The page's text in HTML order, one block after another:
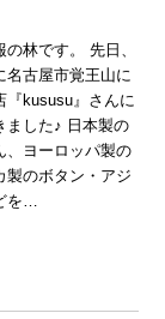
林です。 先日、
名古屋市覚王山に
『kususu』さんに
ました♪ 日本製の
、ヨーロッパ製の
製のボタン・アジ
を…